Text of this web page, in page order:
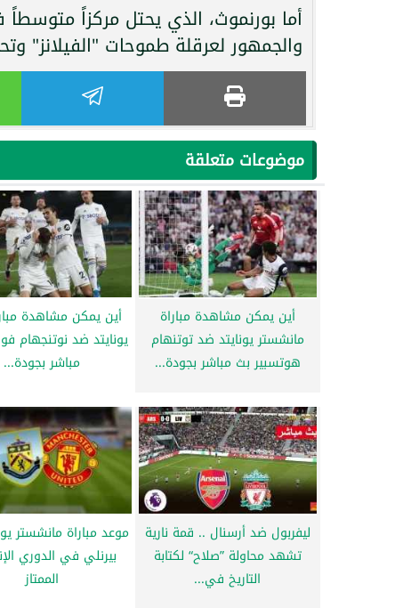
أما بورنموث، الذي يحتل مركزاً
والجمهور لعرقلة طموحات "الفيلانز"
موضوعات متعلقة
أين يمكن مشاهدة مباراة
مانشستر يونايتد ضد توتنهام
هوتسبير بث مباشر بجودة...
أين يمكن مشاهدة
يونايتد ضد نوتنجهام
مباشر بجودة...
ليفربول ضد أرسنال .. قمة نارية
تشهد محاولة ”صلاح“ لكتابة
التاريخ في...
موعد مباراة مانشستر
بيرنلي في الدوري
الممتاز